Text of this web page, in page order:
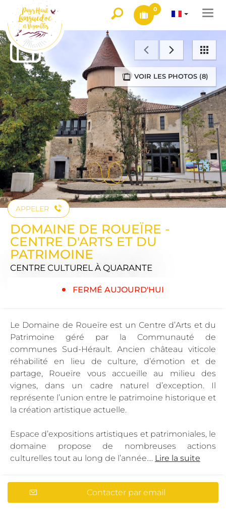
0
VOIR LES PHOTOS (8)
APPELER
DOMAINE DE ROUEÏRE -
CENTRE D'ARTS ET DU
PATRIMOINE
CENTRE CULTUREL À QUARANTE
FERMÉ AUJOURD'HUI
Le Domaine de Roueïre est un Centre d’Arts et du
Patrimoine géré par la Communauté de
communes Sud-Hérault. Ancien château viticole
réhabilité en lieu de culture, d’émotion et de
partage, Roueïre vous accueille au milieu des
vignes, dans un cadre naturel d’exception. Il
représente l’union entre le patrimoine historique et
la création artistique actuelle.
Espace d’expositions artistiques et patrimoniales, le
domaine propose de nombreuses actions
culturelles tout au long de l’année.... Lire la suite
Contacter par email